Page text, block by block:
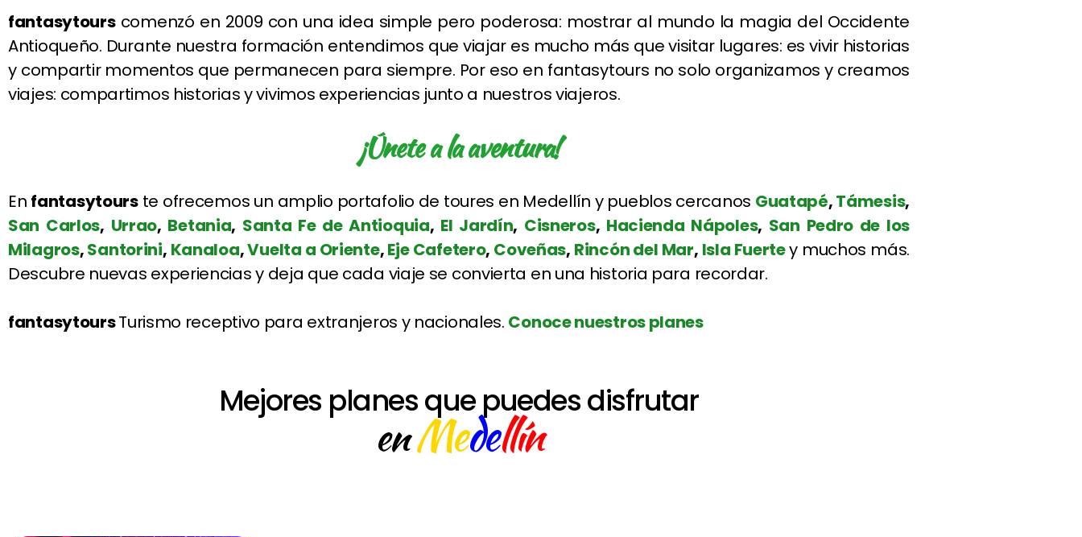
fantasytourscomenzó en 2009 con una idea simple pero poderosa: mostrar al mundo la magia del Occidente
Antioqueño. Durante nuestra formación entendimos que viajar es mucho más que visitar lugares: es vivir historias
y compartir momentos que permanecen para siempre. Por eso en fantasytours no solo organizamos y creamos
viajes: compartimos historias y vivimos experiencias junto a nuestros viajeros.
¡Únete a la aventura!
En fantasytourste ofrecemos un amplio portafolio de toures en Medellín y pueblos cercanos Guatapé,Támesis,
San Carlos, Urrao, Betania, Santa Fe de Antioquia, El Jardín, Cisneros, Hacienda Nápoles, San Pedro de los
Milagros,Santorini, Kanaloa,Vuelta a Oriente,Eje Cafetero, Coveñas, Rincón del Mar, Isla Fuertey muchos más.
Descubre nuevas experiencias y deja que cada viaje se convierta en una historia para recordar.
fantasytoursTurismo receptivo para extranjeros y nacionales. Conoce nuestros planes
Mejores planes que puedes disfrutar
enMedellín